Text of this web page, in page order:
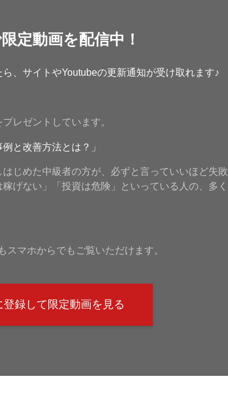
定動画を配信中！
、サイトやYoutubeの更新通知が受け取れます♪
レゼントしています。
と改善方法とは？」
じめた中級者の方が、必ずと言っていいほど失敗
げない」「投資は危険」といっている人の、多く
マホからでもご覧いただけます。
録して限定動画を見る